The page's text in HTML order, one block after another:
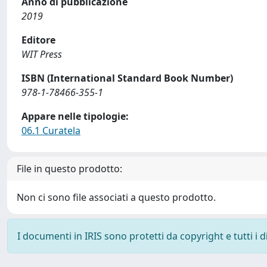
2019
Editore
WIT Press
ISBN (International Standard Book Number)
978-1-78466-355-1
Appare nelle tipologie:
06.1 Curatela
File in questo prodotto:
Non ci sono file associati a questo prodotto.
I documenti in IRIS sono protetti da copyright e tutti i